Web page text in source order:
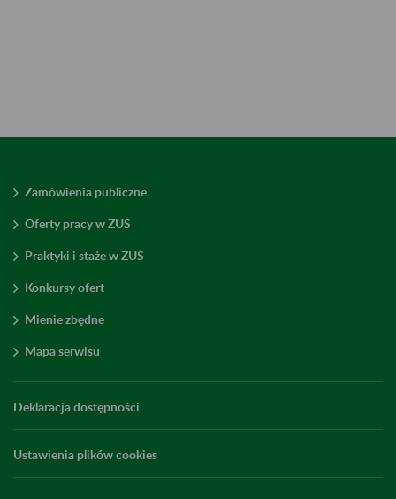
Zamówienia publiczne
Oferty pracy w ZUS
Praktyki i staże w ZUS
Konkursy ofert
Mienie zbędne
Mapa serwisu
Deklaracja dostępności
Ustawienia plików cookies